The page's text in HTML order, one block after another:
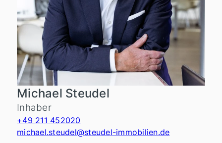
Michael Steudel
Inhaber
+49 211 452020
michael.steudel@steudel-immobilien.de